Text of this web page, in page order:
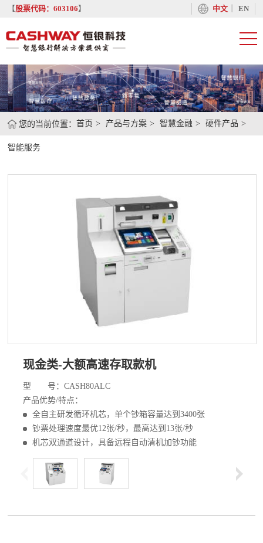
【股票代码：603106】 中文丨 EN
您的当前位置：首页 产品与方案 智慧金融 硬件产品
智能服务
现金类-大额高速存取款机
型 号：CASH80ALC
产品优势/特点：
全自主研发循环机芯，单个钞箱容量达到3400张
钞票处理速度最优12张/秒，最高达到13张/秒
机芯双通道设计，具备远程自动清机加钞功能